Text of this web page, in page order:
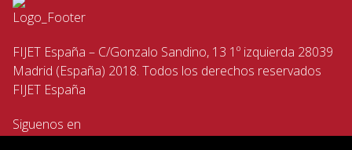
FIJET España – C/Gonzalo Sandino, 13 1º izquierda 28039
Madrid (España) 2018. Todos los derechos reservados
FIJET España
Siguenos en